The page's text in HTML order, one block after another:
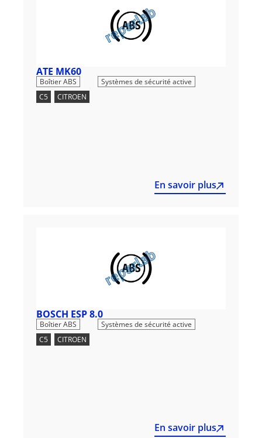
ATE MK60
Boîtier ABS
Systèmes de sécurité active
C5
CITROEN
En savoir plus
BOSCH ESP 8.0
Boîtier ABS
Systèmes de sécurité active
C5
CITROEN
En savoir plus